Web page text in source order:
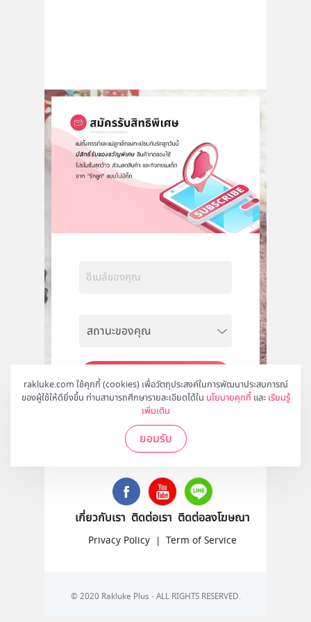
rakluke.com ใช้คุกกี้ (cookies) เพื่อวัตถุประสงค์ในการพัฒนาประสบการณ์
ของผู้ใช้ให้ดียิ่งขึ้น ท่านสามารถศึกษารายละเอียดได้ใน นโยบายคุกกี้ และ เรียนรู้
เพิ่มเติม
ยอมรับ
สมัคร
ติดตามเราได้ที่
เกี่ยวกับเรา ติดต่อเรา ติดต่อลงโฆษณา
Privacy Policy | Term of Service
© 2020 Rakluke Plus - ALL RIGHTS RESERVED.